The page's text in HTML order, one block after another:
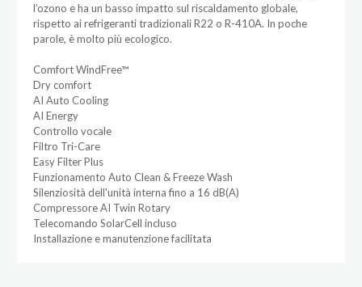
l’ozono e ha un basso impatto sul riscaldamento globale,
rispetto ai refrigeranti tradizionali R22 o R-410A. In poche
parole, è molto più ecologico.
Comfort WindFree™
Dry comfort
AI Auto Cooling
AI Energy
Controllo vocale
Filtro Tri-Care
Easy Filter Plus
Funzionamento Auto Clean & Freeze Wash
Silenziosità dell'unità interna fino a 16 dB(A)
Compressore AI Twin Rotary
Telecomando SolarCell incluso
Installazione e manutenzione facilitata